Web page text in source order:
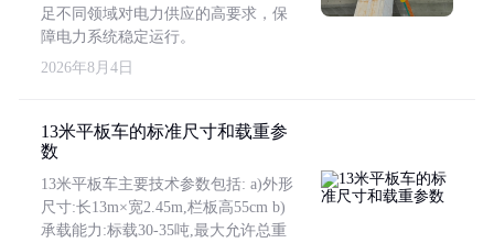
足不同领域对电力供应的高要求，保
障电力系统稳定运行。
2026年8月4日
13米平板车的标准尺寸和载重参
数
13米平板车主要技术参数包括: a)外形
尺寸:长13m×宽2.45m,栏板高55cm b)
承载能力:标载30-35吨,最大允许总重